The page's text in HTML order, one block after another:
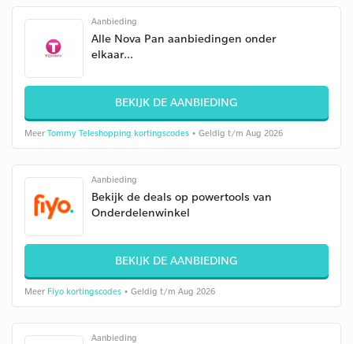
Aanbieding
Alle Nova Pan aanbiedingen onder
elkaar...
BEKIJK DE AANBIEDING
Meer Tommy Teleshopping kortingscodes • Geldig t/m Aug 2026
Aanbieding
Bekijk de deals op powertools van
Onderdelenwinkel
BEKIJK DE AANBIEDING
Meer Fiyo kortingscodes • Geldig t/m Aug 2026
Aanbieding